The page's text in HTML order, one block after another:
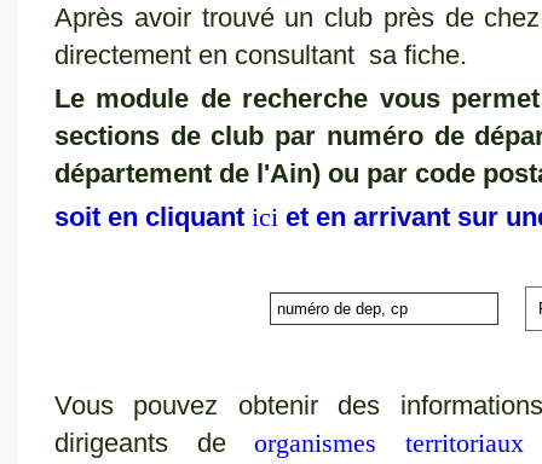
Après avoir trouvé un club près de
directement en consultant sa fiche.
Le module de recherche vous
sections de club par numéro de
département de l'Ain) ou par code
soit en cliquant ici et en arrivant sur
Vous pouvez obtenir des
dirigeants deorganismes